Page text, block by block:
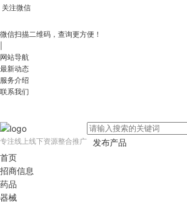
关注微信
微信扫描二维码，查询更方便！
网站导航
最新动态
服务介绍
联系我们
专注线上线下资源整合推广
发布产品
首页
招商信息
药品
器械